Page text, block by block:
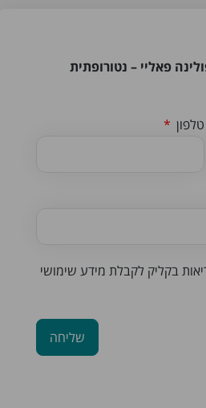
פאליי – נטורופתית
טלפון
בקליק לקבלת מידע שימושי
שליחה